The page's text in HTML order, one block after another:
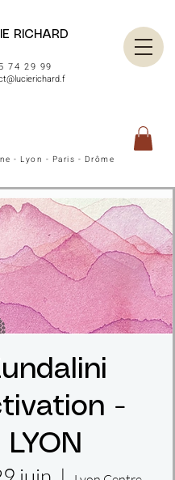
RICHARD
74 29 99
- Lyon - Paris - Drôme
-
LYON